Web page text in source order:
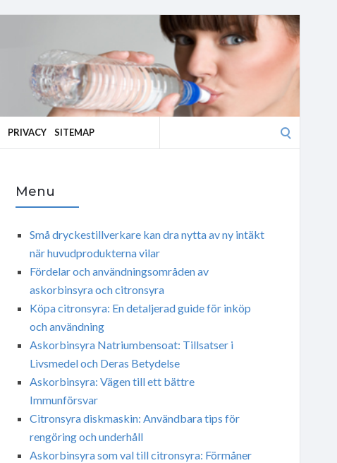
PRIVACY SITEMAP
Menu
Små dryckestillverkare kan dra nytta av ny intäkt
när huvudprodukterna vilar
Fördelar och användningsområden av
askorbinsyra och citronsyra
Köpa citronsyra: En detaljerad guide för inköp
och användning
Askorbinsyra Natriumbensoat: Tillsatser i
Livsmedel och Deras Betydelse
Askorbinsyra: Vägen till ett bättre
Immunförsvar
Citronsyra diskmaskin: Användbara tips för
rengöring och underhåll
Askorbinsyra som val till citronsyra: Förmåner